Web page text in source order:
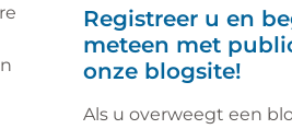
Registreer u en
meteen met
onze blogsite!
Als u overweegt een